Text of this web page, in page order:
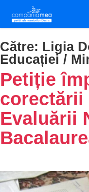
main
content
Către: Ligia
Educației /
Petiție
corectării
Evaluării